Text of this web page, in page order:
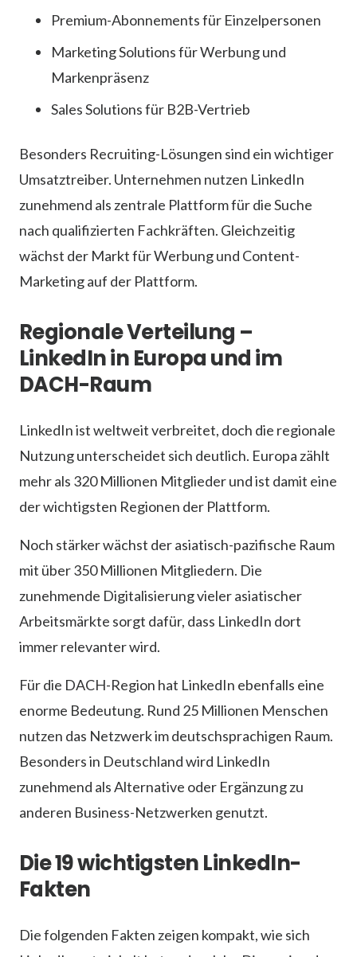
Premium-Abonnements für Einzelpersonen
Marketing Solutions für Werbung und
Markenpräsenz
Sales Solutions für B2B-Vertrieb
Besonders Recruiting-Lösungen sind ein wichtiger
Umsatztreiber. Unternehmen nutzen LinkedIn
zunehmend als zentrale Plattform für die Suche
nach qualifizierten Fachkräften. Gleichzeitig
wächst der Markt für Werbung und Content-
Marketing auf der Plattform.
Regionale Verteilung –
LinkedIn in Europa und im
DACH-Raum
LinkedIn ist weltweit verbreitet, doch die regionale
Nutzung unterscheidet sich deutlich. Europa zählt
mehr als 320 Millionen Mitglieder und ist damit eine
der wichtigsten Regionen der Plattform.
Noch stärker wächst der asiatisch-pazifische Raum
mit über 350 Millionen Mitgliedern. Die
zunehmende Digitalisierung vieler asiatischer
Arbeitsmärkte sorgt dafür, dass LinkedIn dort
immer relevanter wird.
Für die DACH-Region hat LinkedIn ebenfalls eine
enorme Bedeutung. Rund 25 Millionen Menschen
nutzen das Netzwerk im deutschsprachigen Raum.
Besonders in Deutschland wird LinkedIn
zunehmend als Alternative oder Ergänzung zu
anderen Business-Netzwerken genutzt.
Die 19 wichtigsten LinkedIn-
Fakten
Die folgenden Fakten zeigen kompakt, wie sich